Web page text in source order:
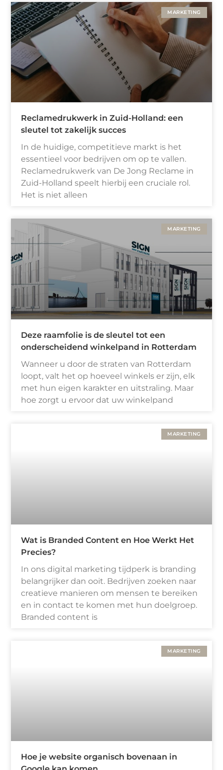
MARKETING
Reclamedrukwerk in Zuid-Holland: een
sleutel tot zakelijk succes
In de huidige, competitieve markt is het
essentieel voor bedrijven om op te vallen.
Reclamedrukwerk van De Jong Reclame in
Zuid-Holland speelt hierbij een cruciale rol.
Het is niet alleen
MARKETING
Deze raamfolie is de sleutel tot een
onderscheidend winkelpand in Rotterdam
Wanneer u door de straten van Rotterdam
loopt, valt het op hoeveel winkels er zijn, elk
met hun eigen karakter en uitstraling. Maar
hoe zorgt u ervoor dat uw winkelpand
MARKETING
Wat is Branded Content en Hoe Werkt Het
Precies?
In ons digital marketing tijdperk is branding
belangrijker dan ooit. Bedrijven zoeken naar
creatieve manieren om mensen te bereiken
en in contact te komen met hun doelgroep.
Branded content is
MARKETING
Hoe je website organisch bovenaan in